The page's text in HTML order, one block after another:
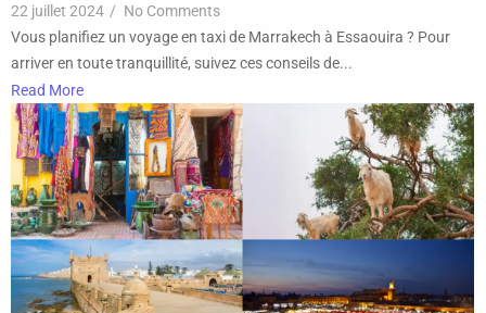
22 juillet 2024 / No Comments
Vous planifiez un voyage en taxi de Marrakech à Essaouira ? Pour
arriver en toute tranquillité, suivez ces conseils de...
Read More